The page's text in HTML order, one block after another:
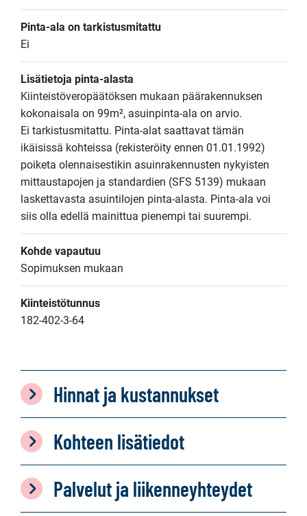
Pinta-ala on tarkistusmitattu
Ei
Lisätietoja pinta-alasta
Kiinteistöveropäätöksen mukaan päärakennuksen
kokonaisala on 99m², asuinpinta-ala on arvio.
Ei tarkistusmitattu. Pinta-alat saattavat tämän
ikäisissä kohteissa (rekisteröity ennen 01.01.1992)
poiketa olennaisestikin asuinrakennusten nykyisten
mittaustapojen ja standardien (SFS 5139) mukaan
laskettavasta asuintilojen pinta-alasta. Pinta-ala voi
siis olla edellä mainittua pienempi tai suurempi.
Kohde vapautuu
Sopimuksen mukaan
Kiinteistötunnus
182-402-3-64
Hinnat ja kustannukset
Kohteen lisätiedot
Palvelut ja liikenneyhteydet